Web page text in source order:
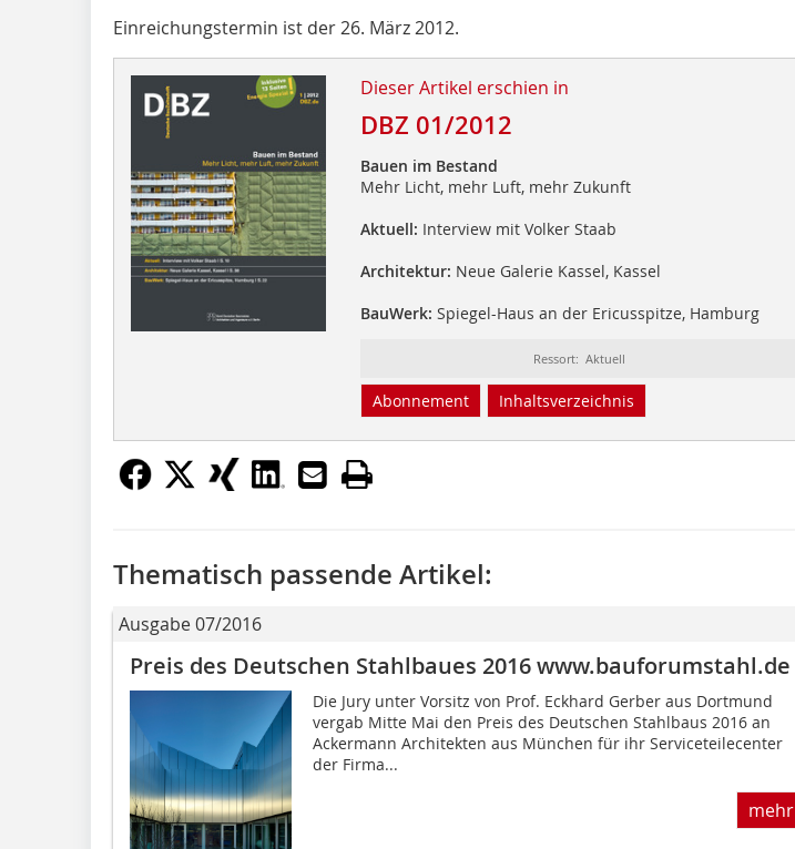
Einreichungstermin ist der 26. März 2012.
Dieser Artikel erschien in
DBZ 01/2012
Bauen im Bestand
Mehr Licht, mehr Luft, mehr Zukunft
Aktuell: Interview mit Volker Staab
Architektur: Neue Galerie Kassel, Kassel
BauWerk: Spiegel-Haus an der Ericusspitze, Hamburg
Ressort: Aktuell
Abonnement Inhaltsverzeichnis
Thematisch passende Artikel:
Ausgabe 07/2016
Preis des Deutschen Stahlbaues 2016 www.bauforumstahl.de
Die Jury unter Vorsitz von Prof. Eckhard Gerber aus Dortmund
vergab Mitte Mai den Preis des Deutschen Stahlbaus 2016 an
Ackermann Architekten aus München für ihr Serviceteilecenter
der Firma...
mehr